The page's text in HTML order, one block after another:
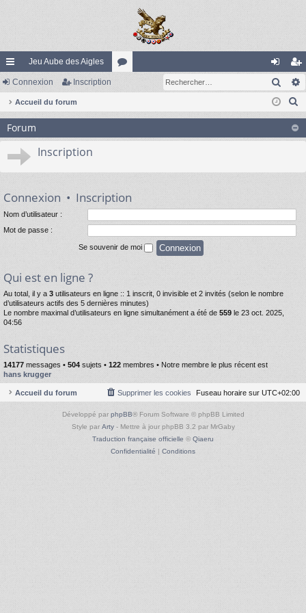
ac
co
ur
ci
Jeu Aube des Aigles
s
on
ne
on
ns
cri
pti
on
Connexion Inscription
Accueil du forum
Forum
Inscription
Connexion • Inscription
Nom d’utilisateur :
Mot de passe :
Se souvenir de moi
Qui est en ligne ?
Au total, il y a 3 utilisateurs en ligne :: 1 inscrit, 0 invisible et 2 invités (selon le nombre
d’utilisateurs actifs des 5 dernières minutes)
Le nombre maximal d’utilisateurs en ligne simultanément a été de 559 le 23 oct. 2025,
04:56
Statistiques
14177 messages • 504 sujets • 122 membres • Notre membre le plus récent est
hans krugger
Accueil du forum Fuseau horaire sur UTC+02:00
Supprimer les cookies
Développé par phpBB® Forum Software © phpBB Limited
Style par Arty- Mettre à jour phpBB 3.2 par MrGaby
Traduction française officielle © Qiaeru
Confidentialité | Conditions